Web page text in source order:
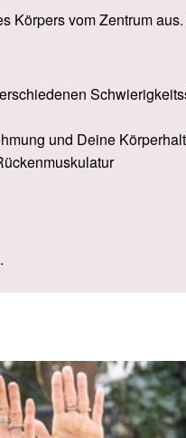
Körpers vom Zentrum
und Deine